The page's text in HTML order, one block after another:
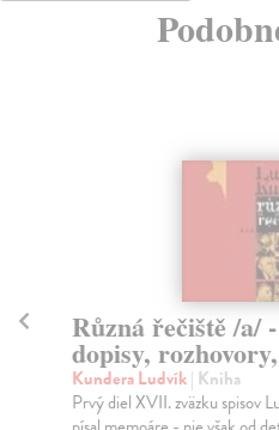
Různá řečiště /a/
dopisy,
Kundera Ludvík| Kniha
Prvý diel XVII. zväzku spisov